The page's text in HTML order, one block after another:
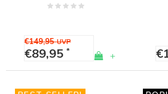
€149,95UVP
€89,95 * +